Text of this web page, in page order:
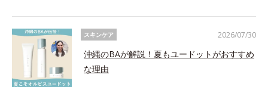
スキンケア
沖縄のBAが解説！夏もユードットがおすすめ
な理由
2026/07/30